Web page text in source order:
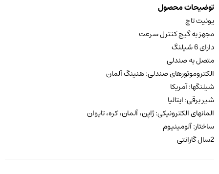
توضیحات محصول
یونیت تاچ
مجهز به گیج کنترل سرعت
دارای 6 شیلنگ
متصل به صندلی
الکتروموتورهای صندلی: هنینگ آلمان
شیلنگها: آمریکا
شیر برقی: ایتالیا
المانهای الکترونیکی: ژاپن، آلمان، کره، تایوان
ساختار: آلومینیوم
2سال گارانتی